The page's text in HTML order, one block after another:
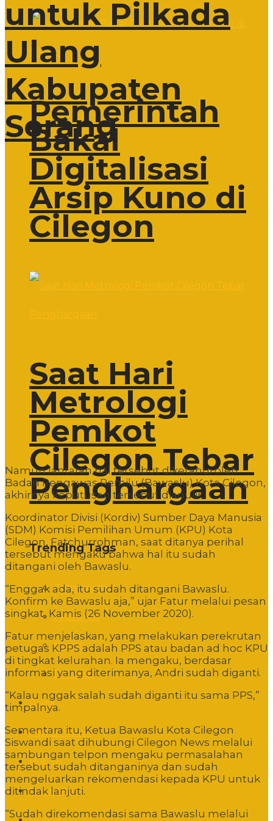
Pemerintah
Bakal
Digitalisasi
Arsip Kuno di
Cilegon
Saat Hari
Metrologi
Pemkot
Cilegon Tebar
Penghargaan
Trending Tags
Commentary
Featured
Event
Editorial
Politik
Pemerintahan
Hukum
Pendidikan
untuk Pilkada
Ulang
Kabupaten
Serang
Namun lantaran hal tersebut diketahui oleh
Badan Pengawas Pemilu (Bawaslu) Kota Cilegon,
akhirnya keputusan tersebut dianulir.
Koordinator Divisi (Kordiv) Sumber Daya Manusia
(SDM) Komisi Pemilihan Umum (KPU) Kota
Cilegon, Fatchurrohman, saat ditanya perihal
tersebut mengaku bahwa hal itu sudah
ditangani oleh Bawaslu.
“Enggak ada, itu sudah ditangani Bawaslu.
Konfirm ke Bawaslu aja,” ujar Fatur melalui pesan
singkat, Kamis (26 November 2020).
Fatur menjelaskan, yang melakukan perekrutan
petugas KPPS adalah PPS atau badan ad hoc KPU
di tingkat kelurahan. Ia mengaku, berdasar
informasi yang diterimanya, Andri sudah diganti.
“Kalau nggak salah sudah diganti itu sama PPS,”
timpalnya.
Sementara itu, Ketua Bawaslu Kota Cilegon
Siswandi saat dihubungi Cilegon News melalui
sambungan telpon mengaku permasalahan
tersebut sudah ditanganinya dan sudah
mengeluarkan rekomendasi kepada KPU untuk
ditindak lanjuti.
“Sudah direkomendasi sama Bawaslu melalui